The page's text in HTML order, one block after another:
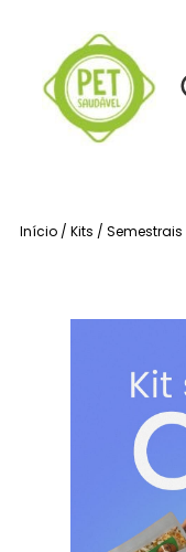
Início / Kits / Semestrais